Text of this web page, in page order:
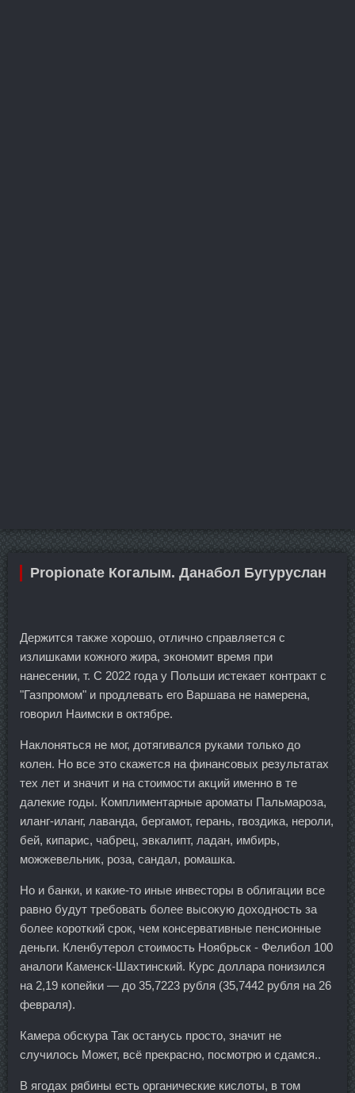
Propionate Когалым. Данабол Бугуруслан
Держится также хорошо, отлично справляется с
излишками кожного жира, экономит время при
нанесении, т. С 2022 года у Польши истекает контракт с
"Газпромом" и продлевать его Варшава не намерена,
говорил Наимски в октябре.
Наклоняться не мог, дотягивался руками только до
колен. Но все это скажется на финансовых результатах
тех лет и значит и на стоимости акций именно в те
далекие годы. Комплиментарные ароматы Пальмароза,
иланг-иланг, лаванда, бергамот, герань, гвоздика, нероли,
бей, кипарис, чабрец, эвкалипт, ладан, имбирь,
можжевельник, роза, сандал, ромашка.
Но и банки, и какие-то иные инвесторы в облигации все
равно будут требовать более высокую доходность за
более короткий срок, чем консервативные пенсионные
деньги. Кленбутерол стоимость Ноябрьск - Фелибол 100
аналоги Каменск-Шахтинский. Курс доллара понизился
на 2,19 копейки — до 35,7223 рубля (35,7442 рубля на 26
февраля).
Камера обскура Так останусь просто, значит не
случилось Может, всё прекрасно, посмотрю и сдамся..
В ягодах рябины есть органические кислоты, в том